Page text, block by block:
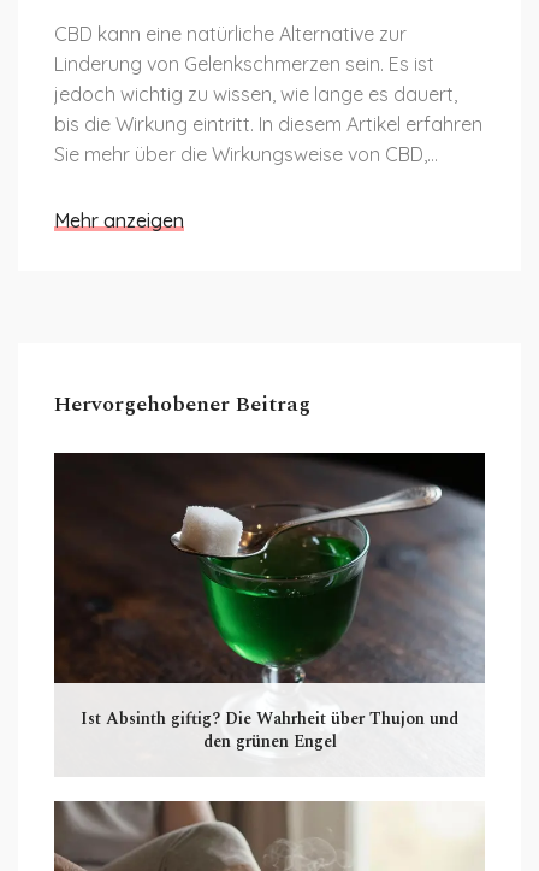
CBD kann eine natürliche Alternative zur
Linderung von Gelenkschmerzen sein. Es ist
jedoch wichtig zu wissen, wie lange es dauert,
bis die Wirkung eintritt. In diesem Artikel erfahren
Sie mehr über die Wirkungsweise von CBD,
Anwendung.
Mehr anzeigen
Hervorgehobener Beitrag
Ist Absinth giftig? Die Wahrheit über Thujon und
den grünen Engel